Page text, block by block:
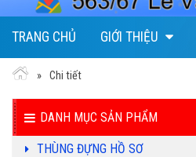
TRANG CHỦ GIỚI THIỆU
Chi tiết
DANH MỤC SẢN PHẨM
THÙNG ĐỰNG HỒ SƠ